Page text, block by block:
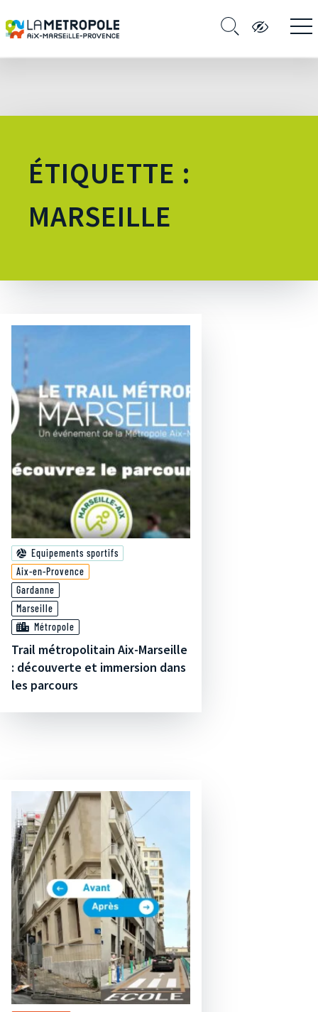
ÉTIQUETTE :
MARSEILLE
Equipements sportifs
Aix-en-Provence
Gardanne
Marseille
Métropole
Trail métropolitain Aix-Marseille
: découverte et immersion dans
les parcours